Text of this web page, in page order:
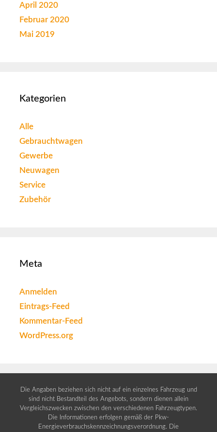
April 2020
Februar 2020
Mai 2019
Kategorien
Alle
Gebrauchtwagen
Gewerbe
Neuwagen
Service
Zubehör
Meta
Anmelden
Eintrags-Feed
Kommentar-Feed
WordPress.org
Die Angaben beziehen sich nicht auf ein einzelnes Fahrzeug und
sind nicht Bestandteil des Angebots, sondern dienen allein
Vergleichszwecken zwischen den verschiedenen Fahrzeugtypen.
Die Informationen erfolgen gemäß der Pkw-
Energieverbrauchskennzeichnungsverordnung. Die